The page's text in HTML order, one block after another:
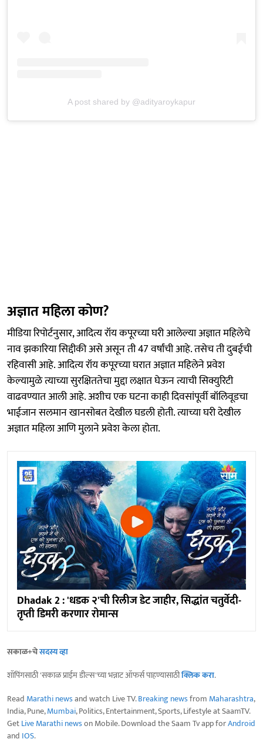
A post shared by @adityaroykapur
अज्ञात महिला कोण?
मीडिया रिपोर्टनुसार, आदित्य रॉय कपूरच्या घरी आलेल्या अज्ञात महिलेचे
नाव झकारिया सिद्दीकी असे असून ती 47 वर्षांची आहे. तसेच ती दुबईची
रहिवासी आहे. आदित्य रॉय कपूरच्या घरात अज्ञात महिलेने प्रवेश
केल्यामुळे त्याच्या सुरक्षिततेचा मुद्दा लक्षात घेऊन त्याची सिक्युरिटी
वाढवण्यात आली आहे. अशीच एक घटना काही दिवसांपूर्वी बॉलिवूडचा
भाईजान सलमान खानसोबत देखील घडली होती. त्याच्या घरी देखील
अज्ञात महिला आणि मुलाने प्रवेश केला होता.
Dhadak 2 : 'धडक २'ची रिलीज डेट जाहीर, सिद्धांत चतुर्वेदी-
तृप्ती डिमरी करणार रोमान्स
सकाळ+चेसदस्य व्हा
शॉपिंगसाठी 'सकाळ प्राईम डील्स'च्या भन्नाट ऑफर्स पाहण्यासाठीक्लिक करा.
Read Marathi newsand watch Live TV.Breaking newsfrom Maharashtra,
India, Pune,Mumbai, Politics, Entertainment, Sports, Lifestyle at SaamTV.
GetLive Marathi newson Mobile. Download the Saam Tv app forAndroid
and IOS.